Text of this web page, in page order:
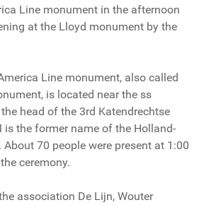
Line monument in the afternoon
at the Lloyd monument by the
Line monument, also called
is located near the ss
head of the 3rd Katendrechtse
is the former name of the Holland-
About 70 people were present at 1:00
ceremony.
association De Lijn, Wouter